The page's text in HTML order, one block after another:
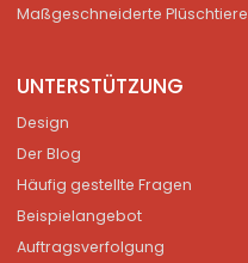
Maßgeschneiderte Plüschtiere
UNTERSTÜTZUNG
Design
Der Blog
Häufig gestellte Fragen
Beispielangebot
Auftragsverfolgung